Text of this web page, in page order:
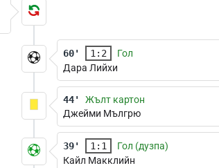
60' 1:2
Гол
Дара Лийхи
44'
Жълт картон
Джейми Мългрю
39' 1:1
Гол (дузпа)
Кайл Макклийн